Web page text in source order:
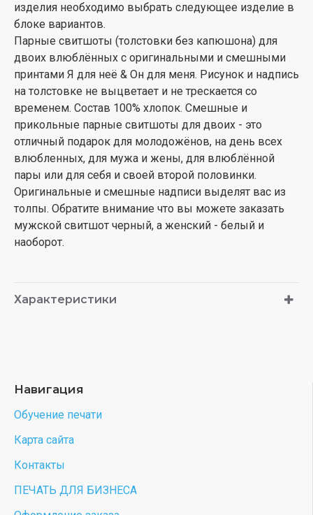
изделия необходимо выбрать следующее изделие в
блоке вариантов.
Парные свитшоты (толстовки без капюшона) для
двоих влюблённых с оригинальными и смешными
принтами Я для неё & Он для меня. Рисунок и надпись
на толстовке не выцветает и не трескается со
временем. Состав 100% хлопок. Смешные и
прикольные парные свитшоты для двоих - это
отличный подарок для молодожёнов, на день всех
влюбленных, для мужа и жены, для влюблённой
пары или для себя и своей второй половинки.
Оригинальные и смешные надписи выделят вас из
толпы. Обратите внимание что вы можете заказать
мужской свитшот черный, а женский - белый и
наоборот.
Характеристики
Навигация
Обучение печати
Карта сайта
Контакты
ПЕЧАТЬ ДЛЯ БИЗНЕСА